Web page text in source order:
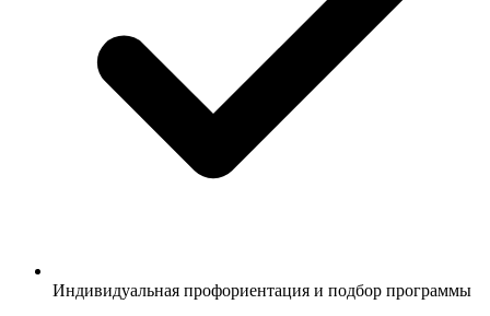
Индивидуальная профориентация и подбор программы